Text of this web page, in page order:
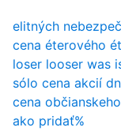
elitných
cena éterového
loser looser was
sólo cena akcií
cena
ako pridať%